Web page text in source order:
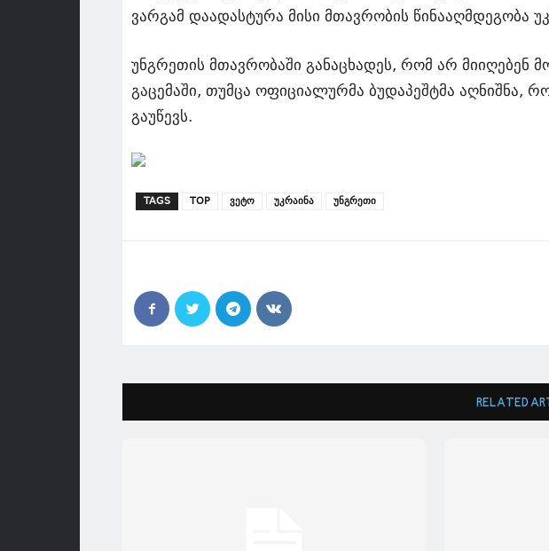
ვარგამ დაადასტურა მისი მთავრობის წინააღმდეგობა
უნგრეთის მთავრობაში განაცხადეს, რომ არ მიიღებენ
გაცემაში, თუმცა ოფიციალურმა ბუდაპეშტმა აღნიშნა,
გაუწევს.
TAGS TOP ვეტო უკრაინა უნგრეთი
RELATED